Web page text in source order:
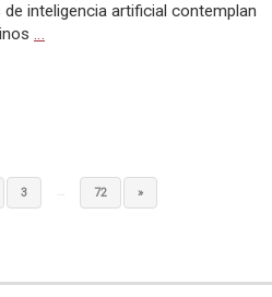
inteligencia artificial contemplan
…
3 … 72 »